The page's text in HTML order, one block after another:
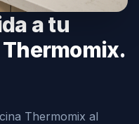
a tu
Thermomix.
Thermomix al